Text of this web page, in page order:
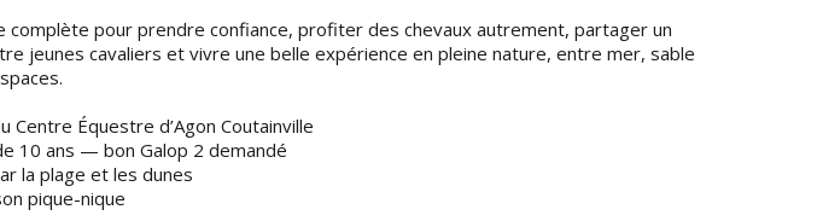
complète pour prendre confiance, profiter des chevaux autrement, partager un
jeunes cavaliers et vivre une belle expérience en pleine nature, entre mer, sable
Centre Équestre d’Agon Coutainville
10 ans — bon Galop 2 demandé
la plage et les dunes
pique-nique